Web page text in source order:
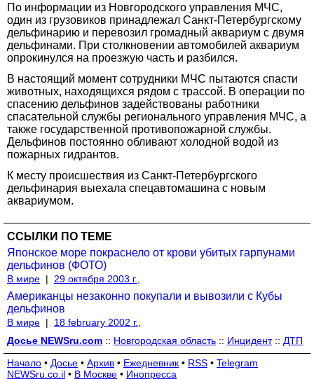
По информации из Новгородского управления МЧС,
один из грузовиков принадлежал Санкт-Петербургскому
дельфинарию и перевозил громадный аквариум с двумя
дельфинами. При столкновении автомобилей аквариум
опрокинулся на проезжую часть и разбился.
В настоящий момент сотрудники МЧС пытаются спасти
животных, находящихся рядом с трассой. В операции по
спасению дельфинов задействованы работники
спасательной службы регионального управления МЧС, а
также государственной противопожарной службы.
Дельфинов постоянно обливают холодной водой из
пожарных гидрантов.
К месту происшествия из Санкт-Петербургского
дельфинария выехала спецавтомашина с новым
аквариумом.
ССЫЛКИ ПО ТЕМЕ
Японское море покраснело от крови убитых гарпунами
дельфинов (ФОТО)
В мире | 29 октября 2003 г.,
Американцы незаконно покупали и вывозили с Кубы
дельфинов
В мире |
18 february 2002 г.,
Досье NEWSru.com :: Новгородская область :: Инцидент:: ДТП
Начало • Досье • Архив • Ежедневник • RSS • Telegram
NEWSru.co.il • В Москве • Инопресса